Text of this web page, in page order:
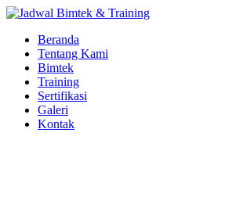
Beranda
Tentang Kami
Bimtek
Training
Sertifikasi
Galeri
Kontak